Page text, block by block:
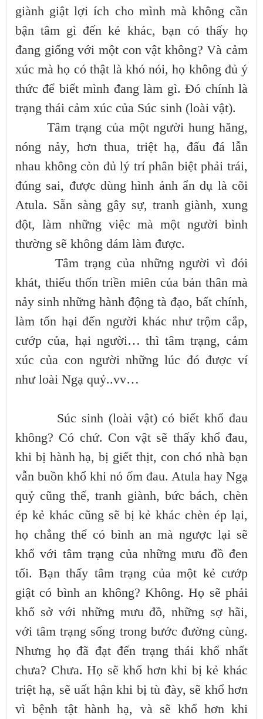
giành giật lợi ích cho mình mà không cần
bận tâm gì đến kẻ khác, bạn có thấy họ
đang giống với một con vật không? Và cảm
xúc mà họ có thật là khó nói, họ không đủ ý
thức để biết mình đang làm gì. Đó chính là
trạng thái cảm xúc của Súc sinh (loài vật).
Tâm trạng của một người hung hăng,
nóng nảy, hơn thua, triệt hạ, đấu đá lẫn
nhau không còn đủ lý trí phân biệt phải trái,
đúng sai, được dùng hình ảnh ẩn dụ là cõi
Atula. Sẵn sàng gây sự, tranh giành, xung
đột, làm những việc mà một người bình
thường sẽ không dám làm được.
Tâm trạng của những người vì đói
khát, thiếu thốn triền miên của bản thân mà
nảy sinh những hành động tà đạo, bất chính,
làm tổn hại đến người khác như trộm cắp,
cướp của, hại người… thì tâm trạng, cảm
xúc của con người những lúc đó được ví
như loài Ngạ quỷ..vv…
Súc sinh (loài vật) có biết khổ đau
không? Có chứ. Con vật sẽ thấy khổ đau,
khi bị hành hạ, bị giết thịt, con chó nhà bạn
vẫn buồn khổ khi nó ốm đau. Atula hay Ngạ
quỷ cũng thế, tranh giành, bức bách, chèn
ép kẻ khác cũng sẽ bị kẻ khác chèn ép lại,
họ chẳng thể có bình an mà ngược lại sẽ
khổ với tâm trạng của những mưu đồ đen
tối. Bạn thấy tâm trạng của một kẻ cướp
giật có bình an không? Không. Họ sẽ phải
khổ sở với những mưu đồ, những sợ hãi,
với tâm trạng sống trong bước đường cùng.
Nhưng họ đã đạt đến trạng thái khổ nhất
chưa? Chưa. Họ sẽ khổ hơn khi bị kẻ khác
triệt hạ, sẽ uất hận khi bị tù đày, sẽ khổ hơn
vì bệnh tật hành hạ, và sẽ khổ hơn khi